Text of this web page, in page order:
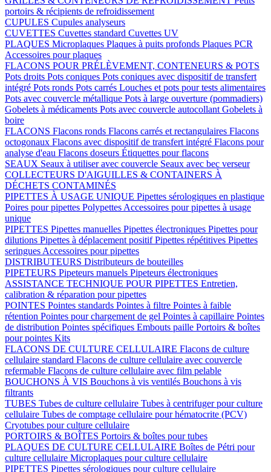
portoirs & récipients de refroidissement
CUPULES Cupules analyseurs
CUVETTES Cuvettes standard Cuvettes UV
PLAQUES Microplaques Plaques à puits profonds Plaques PCR
Accessoires pour plaques
FLACONS POUR PRÉLÈVEMENT, CONTENEURS & POTS
Pots droits Pots coniques Pots coniques avec dispositif de transfert
intégré Pots ronds Pots carrés Louches et pots pour tests alimentaires
Pots avec couvercle métallique Pots à large ouverture (pommadiers)
Gobelets à médicaments Pots avec couvercle autocollant Gobelets à
boire
FLACONS Flacons ronds Flacons carrés et rectangulaires Flacons
octogonaux Flacons avec dispositif de transfert intégré Flacons pour
analyse d'eau Flacons doseurs Étiquettes pour flacons
SEAUX Seaux à utiliser avec couvercle Seaux avec bec verseur
COLLECTEURS D'AIGUILLES & CONTAINERS À
DÉCHETS CONTAMINÉS
PIPETTES À USAGE UNIQUE Pipettes sérologiques en plastique
Poires pour pipettes Polypettes Accessoires pour pipettes à usage
unique
PIPETTES Pipettes manuelles Pipettes électroniques Pipettes pour
dilutions Pipettes à déplacement positifPipettes répétitives Pipettes
seringues Accessoires pour pipettes
DISTRIBUTEURS Distributeurs de bouteilles
PIPETEURS Pipeteurs manuels Pipeteurs électroniques
ASSISTANCE TECHNIQUE POUR PIPETTES Entretien,
calibration & réparation pour pipettes
POINTES Pointes standards Pointes à filtre Pointes à faible
rétention Pointes pour chargement de gel Pointes à capillaire Pointes
de distribution Pointes spécifiques Embouts paille Portoirs & boîtes
pour pointes Kits
FLACONS DE CULTURE CELLULAIRE Flacons de culture
cellulaire standard Flacons de culture cellulaire avec couvercle
refermable Flacons de culture cellulaire avec film pelable
BOUCHONS À VIS Bouchons à vis ventilés Bouchons à vis
filtrants
TUBES Tubes de culture cellulaire Tubes à centrifuger pour culture
cellulaire Tubes de comptage cellulaire pour hématocrite (PCV)
Cryotubes pour culture cellulaire
PORTOIRS & BOÎTES Portoirs & boîtes pour tubes
PLAQUES DE CULTURE CELLULAIRE Boîtes de Pétri pour
culture cellulaire Microplaques pour culture cellulaire
PIPETTES Pipettes sérologiques pour culture cellulaire